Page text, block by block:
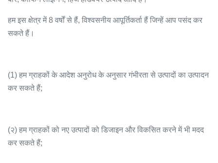
हम इस क्षेत्र में 8 वर्षों से हैं, विश्वसनीय आपूर्तिकर्ता हैं जिन्हें आप पसंद कर
सकते हैं।
(1) हम ग्राहकों के आदेश अनुरोध के अनुसार गंभीरता से उत्पादों का उत्पादन
कर सकते हैं;
(२) हम ग्राहकों को नए उत्पादों को डिजाइन और विकसित करने में भी मदद
कर सकते हैं;